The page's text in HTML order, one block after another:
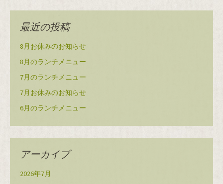
最近の投稿
8月お休みのお知らせ
8月のランチメニュー
7月のランチメニュー
7月お休みのお知らせ
6月のランチメニュー
アーカイブ
2026年7月